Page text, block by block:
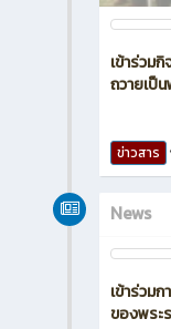
เข้าร่วม
ถวายเป็
ข่าวสาร
News
เข้าร่วม
ของพระ